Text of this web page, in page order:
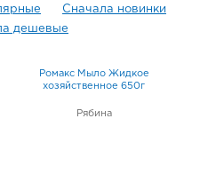
Сначала новинки
дешевые
Ромакс Мыло Жидкое
хозяйственное 650г
Рябина